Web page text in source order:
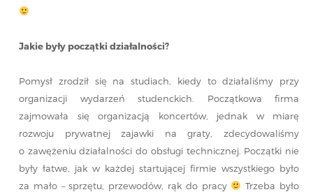
Jakie były początki działalności?
Pomysł zrodził się na studiach, kiedy to działaliśmy przy
organizacji wydarzeń studenckich. Początkowa firma
zajmowała się organizacją koncertów, jednak w miarę
rozwoju prywatnej zajawki na graty, zdecydowaliśmy
o zawężeniu działalności do obsługi technicznej. Początki nie
były łatwe, jak w każdej startującej firmie wszystkiego było
za mało – sprzętu, przewodów, rąk do pracy
Trzeba było